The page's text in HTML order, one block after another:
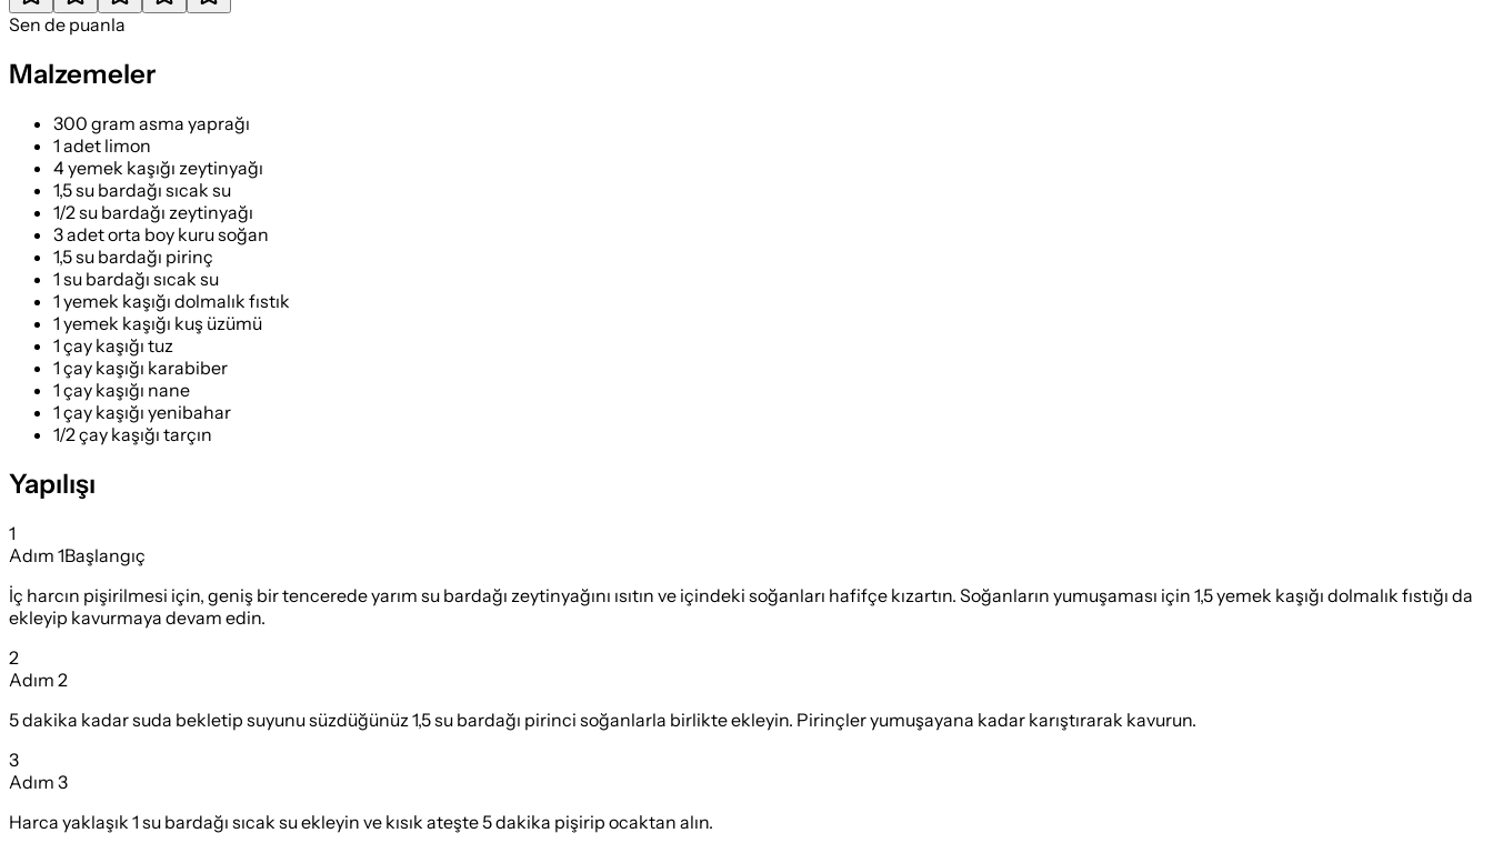
Sen de puanla
Malzemeler
300 gram asma yaprağı
1 adet limon
4 yemek kaşığı zeytinyağı
1,5 su bardağı sıcak su
1/2 su bardağı zeytinyağı
3 adet orta boy kuru soğan
1,5 su bardağı pirinç
1 su bardağı sıcak su
1 yemek kaşığı dolmalık fıstık
1 yemek kaşığı kuş üzümü
1 çay kaşığı tuz
1 çay kaşığı karabiber
1 çay kaşığı nane
1 çay kaşığı yenibahar
1/2 çay kaşığı tarçın
Yapılışı
1
Adım 1Başlangıç
İç harcın pişirilmesi için, geniş bir tencerede yarım su bardağı zeytinyağını ısıtın ve içindeki soğanları hafifçe kızartın. Soğanların yumuşaması için 1,5 yemek kaşığı dolmalık fıstığı da
ekleyip kavurmaya devam edin.
2
Adım 2
5 dakika kadar suda bekletip suyunu süzdüğünüz 1,5 su bardağı pirinci soğanlarla birlikte ekleyin. Pirinçler yumuşayana kadar karıştırarak kavurun.
3
Adım 3
Harca yaklaşık 1 su bardağı sıcak su ekleyin ve kısık ateşte 5 dakika pişirip ocaktan alın.